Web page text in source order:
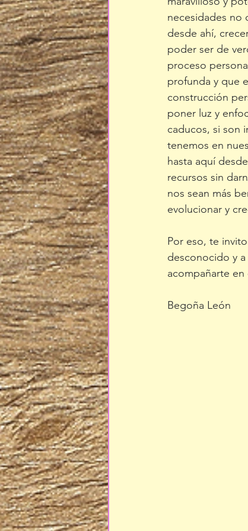
necesidades no
desde ahí,
poder ser de
proceso
profunda y que
construcción
poner luz y
caducos, si son
tenemos en
hasta aquí
recursos sin
nos sean más
evolucionar y
Por eso, te
desconocido y
acompañarte
Begoña León